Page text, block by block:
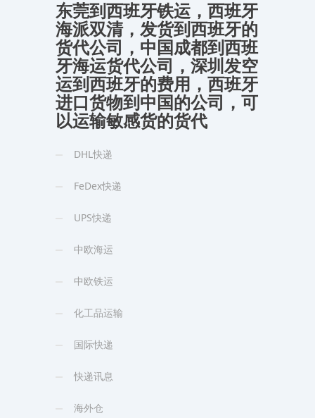
东莞到西班牙铁运，西班牙
海派双清，发货到西班牙的
货代公司，中国成都到西班
牙海运货代公司，深圳发空
运到西班牙的费用，西班牙
进口货物到中国的公司，可
以运输敏感货的货代
DHL快递
FeDex快递
UPS快递
中欧海运
中欧铁运
化工品运输
国际快递
快递讯息
海外仓